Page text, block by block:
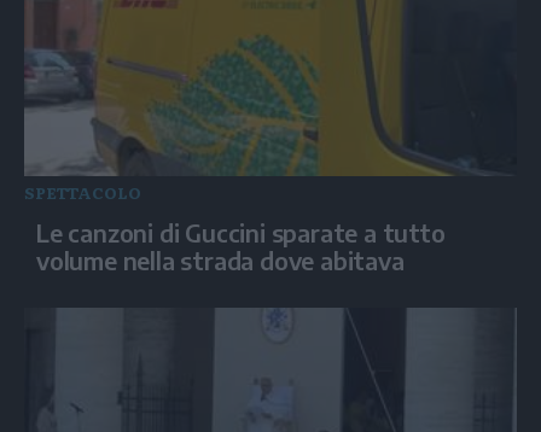
SPETTACOLO
Le canzoni di Guccini sparate a tutto
volume nella strada dove abitava